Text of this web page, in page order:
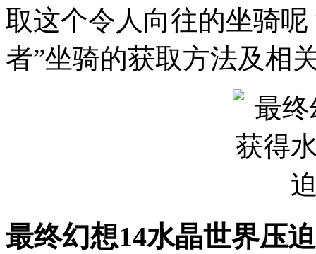
取这个令人向往的坐骑
者”坐骑的获取方法及相
最终幻想14水晶世界压